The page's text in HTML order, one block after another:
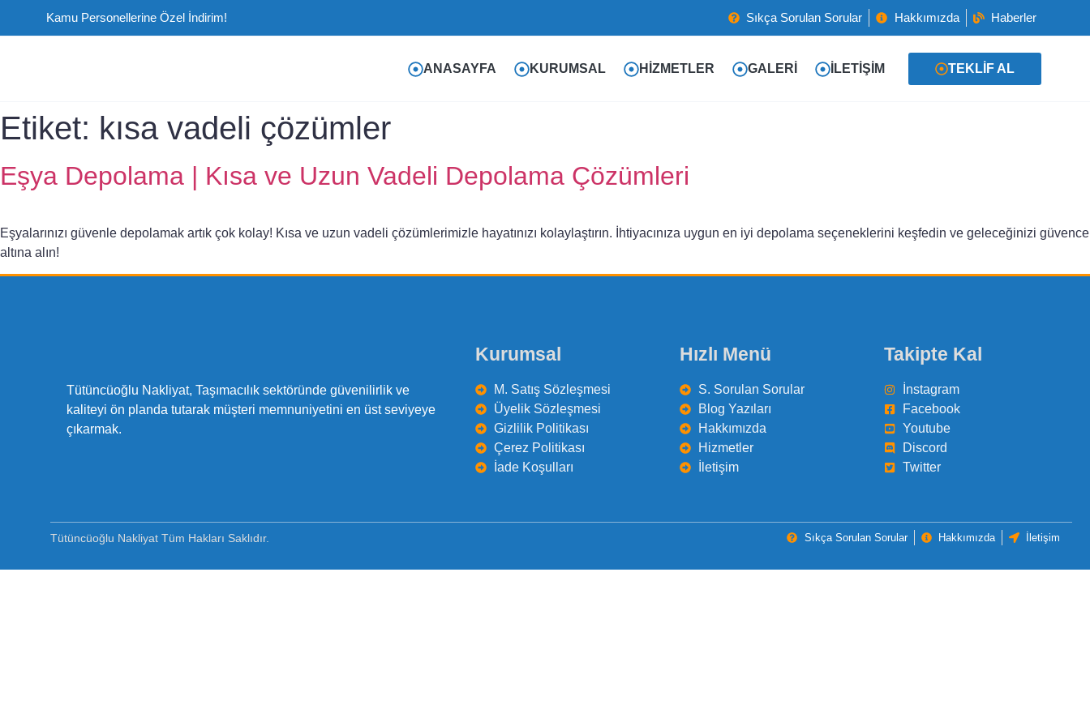
Kamu Personellerine Özel İndirim! Sıkça Sorulan Sorular Hakkımızda Haberler
ANASAYFA KURUMSAL HIZMETLER GALERI İLETIŞIM TEKLIF AL
Etiket: kısa vadeli çözümler
Eşya Depolama | Kısa ve Uzun Vadeli Depolama Çözümleri
Eşyalarınızı güvenle depolamak artık çok kolay! Kısa ve uzun vadeli çözümlerimizle hayatınızı kolaylaştırın. İhtiyacınıza uygun en iyi depolama seçeneklerini keşfedin ve geleceğinizi güvence
altına alın!
Tütüncüoğlu Nakliyat, Taşımacılık sektöründe güvenilirlik ve
kaliteyi ön planda tutarak müşteri memnuniyetini en üst seviyeye
çıkarmak.
Kurumsal
M. Satış Sözleşmesi
Üyelik Sözleşmesi
Gizlilik Politikası
Çerez Politikası
İade Koşulları
Hızlı Menü
S. Sorulan Sorular
Blog Yazıları
Hakkımızda
Hizmetler
İletişim
Takipte Kal
İnstagram
Facebook
Youtube
Discord
Twitter
Tütüncüoğlu Nakliyat Tüm Hakları Saklıdır. Sıkça Sorulan Sorular Hakkımızda İletişim